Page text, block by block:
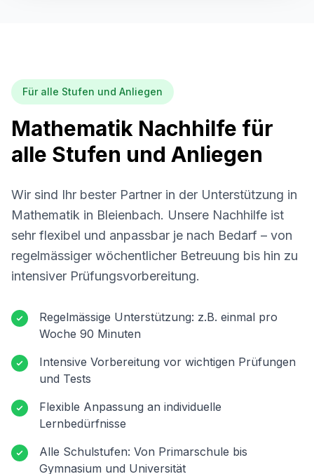
Für alle Stufen und Anliegen
Mathematik Nachhilfe für
alle Stufen und Anliegen
Wir sind Ihr bester Partner in der Unterstützung in
Mathematik in Bleienbach. Unsere Nachhilfe ist
sehr flexibel und anpassbar je nach Bedarf – von
regelmässiger wöchentlicher Betreuung bis hin zu
intensiver Prüfungsvorbereitung.
Regelmässige Unterstützung: z.B. einmal pro
Woche 90 Minuten
Intensive Vorbereitung vor wichtigen Prüfungen
und Tests
Flexible Anpassung an individuelle
Lernbedürfnisse
Alle Schulstufen: Von Primarschule bis
Gymnasium und Universität